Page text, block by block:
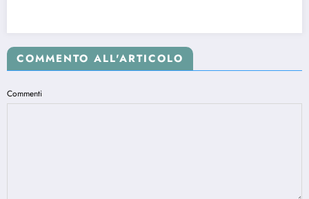
COMMENTO ALL'ARTICOLO
Commenti